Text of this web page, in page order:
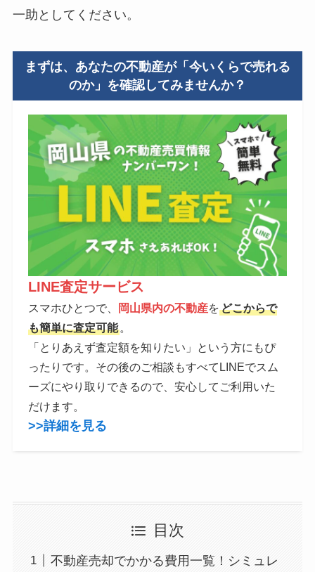
一助としてください。
まずは、あなたの不動産が「今いくらで売れる
のか」を確認してみませんか？
LINE査定サービス
スマホひとつで、 岡山県内の不動産をどこからで
も簡単に査定可能
「とりあえず査定額を知りたい」という方にもぴ
ったりです。その後のご相談もすべてLINEでスム
ーズにやり取りできるので、安心してご利用いた
だけます。
>>詳細を見る
目次
不動産売却でかかる費用一覧！シミュレ